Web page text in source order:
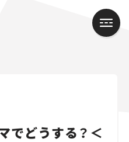
でどうする？＜